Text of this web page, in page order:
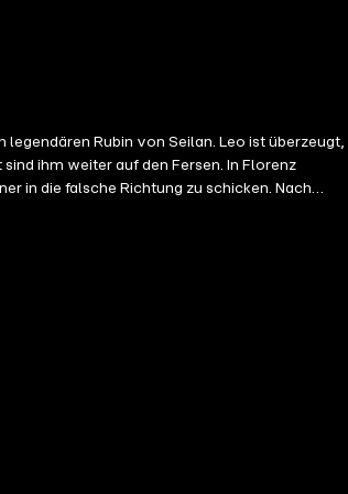
legendären Rubin von Seilan. Leo ist überzeugt,
ihm weiter auf den Fersen. In Florenz
den sagenhaften Rubin des Marco